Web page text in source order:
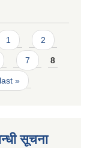
1 2
7 8
last »
सूचना